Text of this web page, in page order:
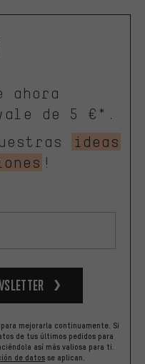
ahora
de 5 €*.
ideas
!
mejorarla continuamente. Si
de tus últimos pedidos para
así más valiosa para ti.
de datos se aplican.